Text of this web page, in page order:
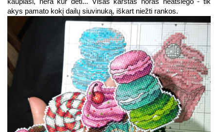
akys pamato kokį dailų siuvinuką, iškart niežti rankos.